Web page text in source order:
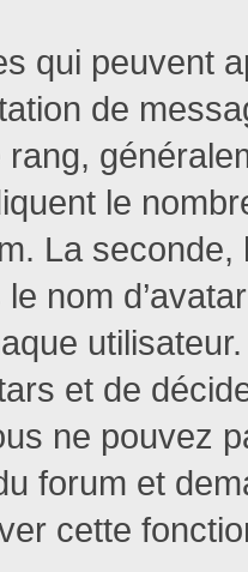
qui peuvent
de
le
La
nom
et de
ne pouvez
forum et
cette